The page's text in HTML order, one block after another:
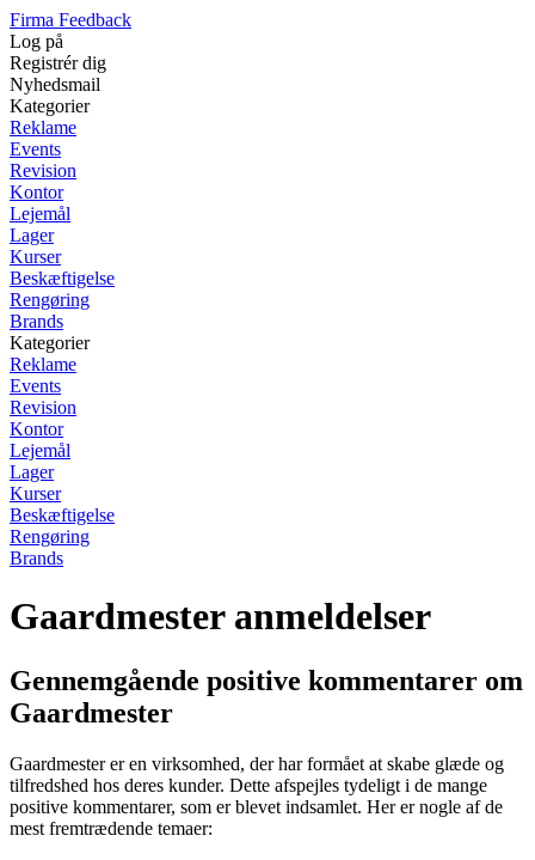
Firma Feedback
Log på
Registrér dig
Nyhedsmail
Kategorier
Reklame
Events
Revision
Kontor
Lejemål
Lager
Kurser
Beskæftigelse
Rengøring
Brands
Kategorier
Reklame
Events
Revision
Kontor
Lejemål
Lager
Kurser
Beskæftigelse
Rengøring
Brands
Gaardmester anmeldelser
Gennemgående positive kommentarer om
Gaardmester
Gaardmester er en virksomhed, der har formået at skabe glæde og
tilfredshed hos deres kunder. Dette afspejles tydeligt i de mange
positive kommentarer, som er blevet indsamlet. Her er nogle af de
mest fremtrædende temaer: